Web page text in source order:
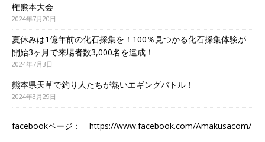
権熊本大会
2024年7月20日
夏休みは1億年前の化石採集を！100％見つかる化石採集体験が
開始3ヶ月で来場者数3,000名を達成！
2024年7月3日
熊本県天草で釣り人たちが熱いエギングバトル！
2024年3月29日
facebookページ： https://www.facebook.com/Amakusacom/